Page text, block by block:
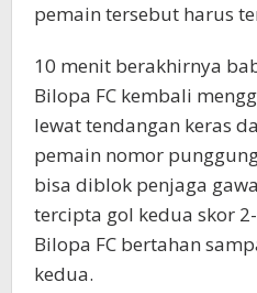
pemain tersebut harus
10 menit berakhirnya
Bilopa FC kembali
lewat tendangan keras
pemain nomor
bisa diblok penjaga
tercipta gol kedua skor
Bilopa FC bertahan
kedua.